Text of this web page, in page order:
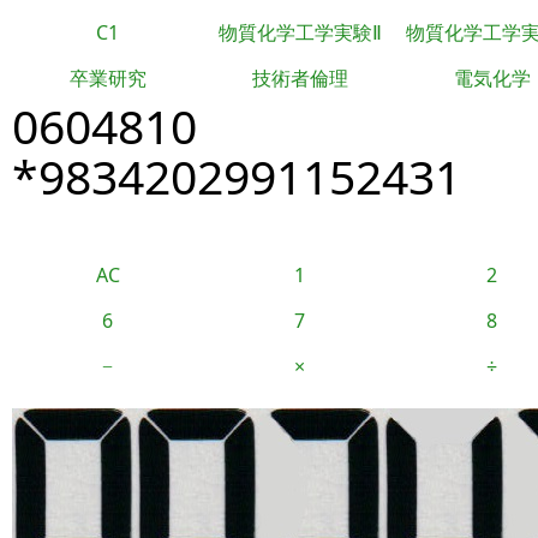
C1 物質化学工学実験Ⅱ
物質化学工学
卒業研究
技術者倫理 電気化学
0604810
*9834202991152431
AC 1
2
6
7
8
−
× ÷